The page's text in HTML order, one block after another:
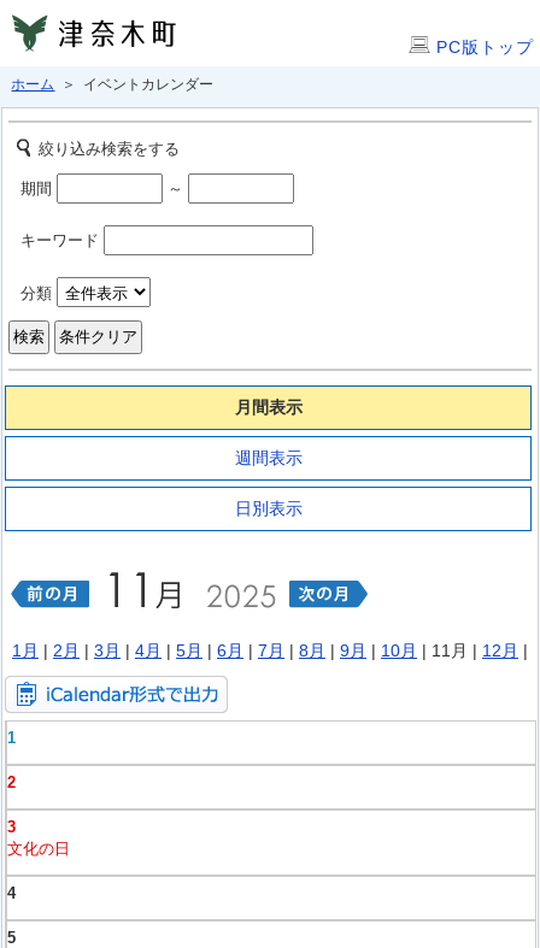
PC版トップ
ホーム ＞ イベントカレンダー
絞り込み検索をする
期間 ～
キーワード
分類
月間表示
週間表示
日別表示
1月 | 2月 | 3月 | 4月 | 5月 | 6月 | 7月 | 8月 | 9月 | 10月 | 11月 | 12月 |
1
2
3
文化の日
4
5